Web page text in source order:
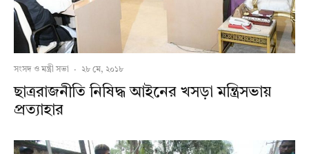
সংসদ ও মন্ত্রী সভা · ২৮ মে, ২০১৮
ছাত্ররাজনীতি নিষিদ্ধ আইনের খসড়া মন্ত্রিসভায়
প্রত্যাহার